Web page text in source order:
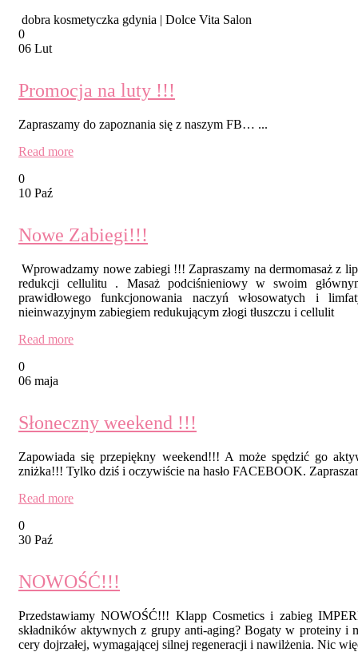
dobra kosmetyczka gdynia | Dolce Vita Salon
0
06 Lut
Promocja na luty !!!
Zapraszamy do zapoznania się z naszym FB… ...
Read more
0
10 Paź
Nowe Zabiegi!!!
Wprowadzamy nowe zabiegi !!! Zapraszamy na dermomasaż z
redukcji cellulitu . Masaż podciśnieniowy w swoim
prawidłowego funkcjonowania naczyń włosowatych i
nieinwazyjnym zabiegiem redukującym złogi tłuszczu i cellulit
Read more
0
06 maja
Słoneczny weekend !!!
Zapowiada się przepiękny weekend!!! A może spędzić go
zniżka!!! Tylko dziś i oczywiście na hasło FACEBOOK.
Read more
0
30 Paź
NOWOŚĆ!!!
Przedstawiamy NOWOŚĆ!!! Klapp Cosmetics i zabieg
składników aktywnych z grupy anti-aging? Bogaty w proteiny i
cery dojrzałej, wymagającej silnej regeneracji i nawilżenia. Nic